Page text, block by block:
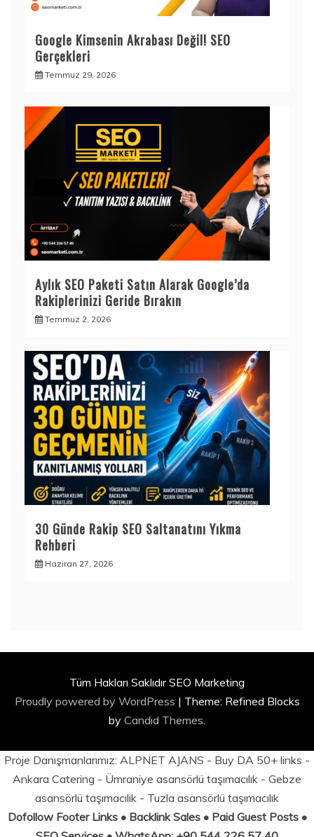
Google Kimsenin Akrabası Değil! SEO
Gerçekleri
Temmuz 29, 2026
Aylık SEO Paketi Satın Alarak Google’da
Rakiplerinizi Geride Bırakın
Temmuz 2, 2026
30 Günde Rakip SEO Saltanatını Yıkma
Rehberi
Haziran 27, 2026
Tüm Hakları Saklıdır SEO Marketing
Proudly powered by WordPress | Theme: Refined Blocks
by Candid Themes.
Proje Danışmanlarımız: ALPNET AJANS - Buy DA 50+ links -
Ankara Catering - Ümraniye asansörlü taşımacılık - Gebze
asansörlü taşımacılık - Tuzla asansörlü taşımacılık
Dofollow Footer Links • Backlink Sales • Paid Guest Posts •